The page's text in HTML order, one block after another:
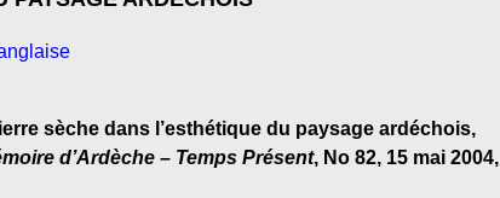
sèche dans l’esthétique du paysage ardéchois,
d’Ardèche – Temps Présent, No 82, 15 mai 2004,